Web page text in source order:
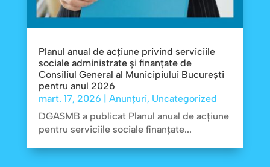
Planul anual de acțiune privind serviciile
sociale administrate și finanțate de
Consiliul General al Municipiului București
pentru anul 2026
mart. 17, 2026 | Anunțuri, Uncategorized
DGASMB a publicat Planul anual de acțiune
pentru serviciile sociale finanțate...